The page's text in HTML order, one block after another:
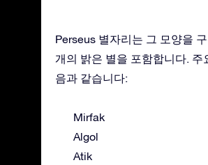
Perseus 별자리는 그 모양을
개의 밝은 별을 포함합니다. 주
음과 같습니다:
Mirfak
Algol
Atik